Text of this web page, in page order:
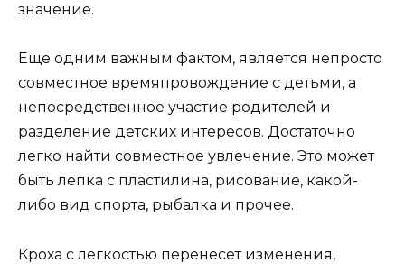
значение.
Еще одним важным фактом, является непросто
совместное времяпровождение с детьми, а
непосредственное участие родителей и
разделение детских интересов. Достаточно
легко найти совместное увлечение. Это может
быть лепка с пластилина, рисование, какой-
либо вид спорта, рыбалка и прочее.
Кроха с легкостью перенесет изменения,